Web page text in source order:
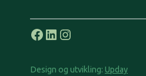
Facebook
LinkedIn
Instagram
Design og utvikling: Upday